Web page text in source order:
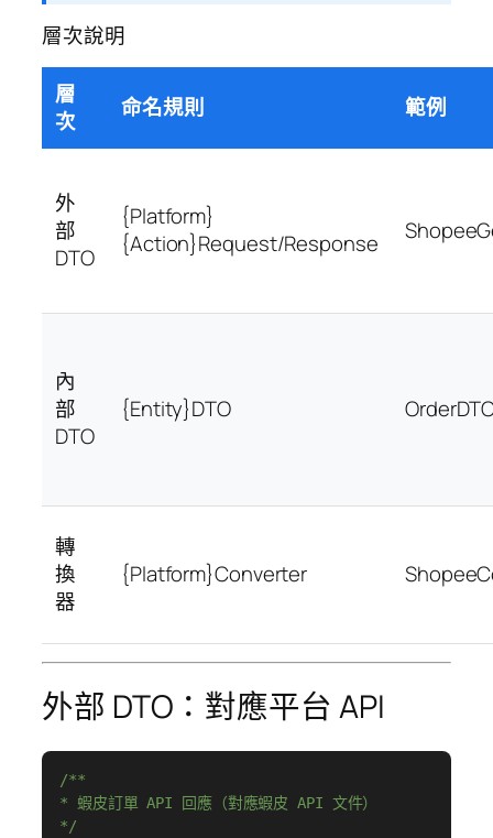
層次說明
層
次
命名規則 範例
外
部
DTO
{Platform}
{Action}Request/Response
內
部
DTO
{Entity}DTO
轉
換
器
{Platform}Converter
外部 DTO：對應平台 API
/**
* 蝦皮訂單 API 回應（對應蝦皮 API 文件）
*/